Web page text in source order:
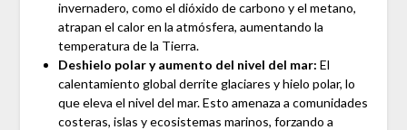
invernadero, como el dióxido de carbono y el metano,
atrapan el calor en la atmósfera, aumentando la
temperatura de la Tierra.
Deshielo polar y aumento del nivel del mar: El
calentamiento global derrite glaciares y hielo polar, lo
que eleva el nivel del mar. Esto amenaza a comunidades
costeras, islas y ecosistemas marinos, forzando a